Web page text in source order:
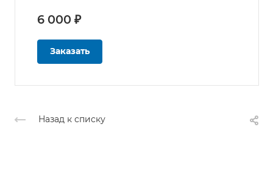
6 000 ₽
Заказать
Назад к списку